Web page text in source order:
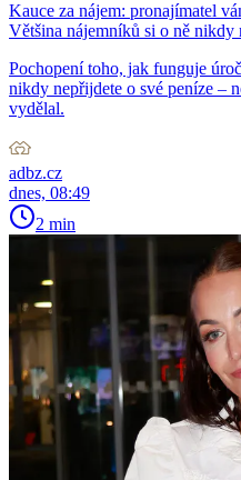
Kauce za nájem: pronajímatel
Většina nájemníků si o ně nikdy
Pochopení toho, jak funguje
nikdy nepřijdete o své peníze –
vydělal.
adbz.cz
dnes, 08:49
2 min